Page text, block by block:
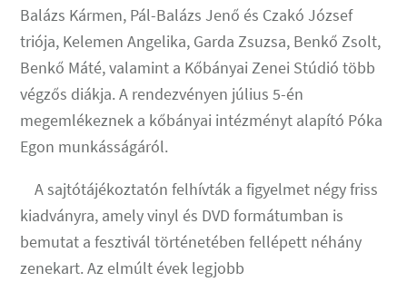
Balázs Kármen, Pál-Balázs Jenő és Czakó József
triója, Kelemen Angelika, Garda Zsuzsa, Benkő Zsolt,
Benkő Máté, valamint a Kőbányai Zenei Stúdió több
végzős diákja. A rendezvényen július 5-én
megemlékeznek a kőbányai intézményt alapító Póka
Egon munkásságáról.
A sajtótájékoztatón felhívták a figyelmet négy friss
kiadványra, amely vinyl és DVD formátumban is
bemutat a fesztivál történetében fellépett néhány
zenekart. Az elmúlt évek legjobb